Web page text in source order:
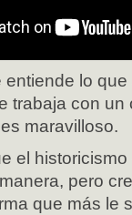
entiende lo
trabaja con
maravilloso.
el
pero
que más le